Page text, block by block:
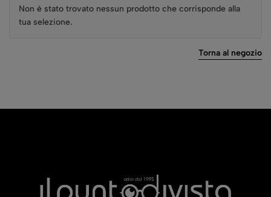
Non è stato trovato nessun prodotto che corrisponde alla
tua selezione.
Torna al negozio